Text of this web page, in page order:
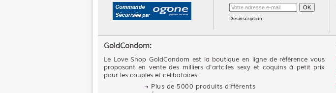
Désinscription
GoldCondom:
Le Love Shop GoldCondom est la boutique en ligne de référence vous
proposant en vente des milliers d'artciles sexy et coquins à petit prix
pour les couples et célibataires.
Plus de 5000 produits différents